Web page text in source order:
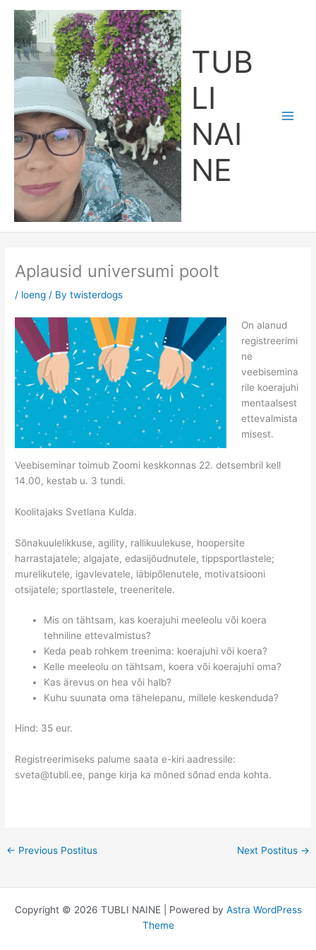
content
TUB
LI
NAI
NE
Aplausid universumi poolt
/ loeng / Bytwisterdogs
On alanud
registreerimi
ne
veebisemina
rile koerajuhi
mentaalsest
ettevalmista
misest.
Veebiseminar toimub Zoomi keskkonnas 22. detsembril kell
14.00, kestab u. 3 tundi.
Koolitajaks Svetlana Kulda.
Sõnakuulelikkuse, agility, rallikuulekuse, hoopersite
harrastajatele; algajate, edasijõudnutele, tippsportlastele;
murelikutele, igavlevatele, läbipõlenutele, motivatsiooni
otsijatele; sportlastele, treeneritele.
Mis on tähtsam, kas koerajuhi meeleolu või koera
tehniline ettevalmistus?
Keda peab rohkem treenima: koerajuhi või koera?
Kelle meeleolu on tähtsam, koera või koerajuhi oma?
Kas ärevus on hea või halb?
Kuhu suunata oma tähelepanu, millele keskenduda?
Hind: 35 eur.
Registreerimiseks palume saata e-kiri aadressile:
sveta@tubli.ee, pange kirja ka mõned sõnad enda kohta.
← Previous Postitus Next Postitus →
Copyright © 2026 TUBLI NAINE | Powered by Astra WordPress
Theme